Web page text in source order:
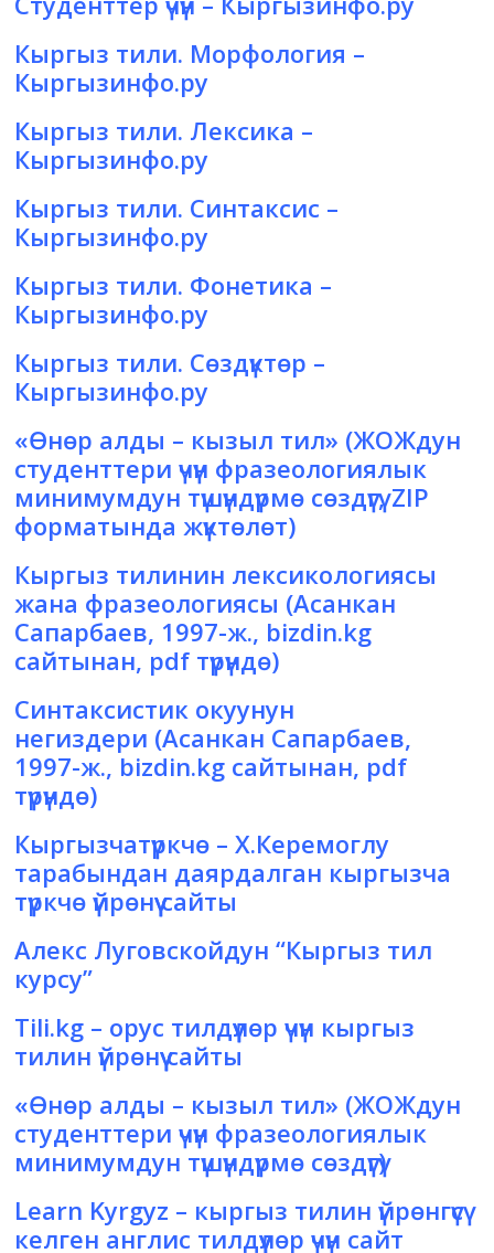
Кыргыз тили. Морфология –
Кыргызинфо.ру
Кыргыз тили. Лексика –
Кыргызинфо.ру
Кыргыз тили. Синтаксис –
Кыргызинфо.ру
Кыргыз тили. Фонетика –
Кыргызинфо.ру
Кыргыз тили. Сөздүктөр –
Кыргызинфо.ру
«Өнөр алды – кызыл тил» (ЖОЖдун
студенттери үчүн фразеологиялык
минимумдун түшүндүрмө сөздүгү, ZIP
форматында жүктөлөт)
Кыргыз тилинин лексикологиясы
жана фразеологиясы (Асанкан
Сапарбаев, 1997-ж., bizdin.kg
сайтынан, pdf түрүндө)
Синтаксистик окуунун
негиздери (Асанкан Сапарбаев,
1997-ж., bizdin.kg сайтынан, pdf
түрүндө)
Кыргызчатүркчө – Х.Керемоглу
тарабындан даярдалган кыргызча
түркчө үйрөнүү сайты
Алекс Луговскойдун “Кыргыз тил
курсу”
Tili.kg – орус тилдүүлөр үчүн кыргыз
тилин үйрөнүү сайты
«Өнөр алды – кызыл тил» (ЖОЖдун
студенттери үчүн фразеологиялык
минимумдун түшүндүрмө сөздүгү)
Learn Kyrgyz – кыргыз тилин үйрөнгүсү
келген англис тилдүүлөр үчүн сайт